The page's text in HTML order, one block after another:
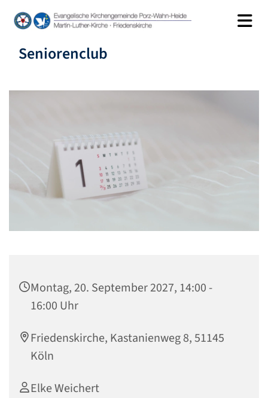
Seniorenclub
Montag, 20. September 2027, 14:00 -
16:00 Uhr
Friedenskirche, Kastanienweg 8, 51145
Köln
Elke Weichert